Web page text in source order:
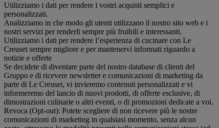
Utilizziamo i dati per rendere i vostri acquisti semplici e
personalizzati.
Analizziamo in che modo gli utenti utilizzano il nostro sito web e i
nostri servizi per renderli sempre più fruibili e interessanti.
Utilizziamo i dati per rendere l’esperienza di cucinare con Le
Creuset sempre migliore e per mantenervi informati riguardo a
notizie e offerte
Se decidete di diventare parte del nostro database di clienti del
Gruppo e di ricevere newsletter e comunicazioni di marketing da
parte di Le Creuset, vi invieremo contenuti personalizzati e vi
informeremo del lancio di nuovi prodotti, di offerte esclusive, di
dimostrazioni culinarie o altri eventi, o di promozioni dedicate a voi.
Revoca (Opt-out): Potete scegliere di non ricevere più le nostre
comunicazioni di marketing in qualsiasi momento, senza alcun